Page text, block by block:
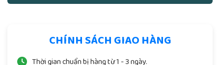
CHÍNH SÁCH GIAO HÀNG
Thời gian chuẩn bị hàng từ 1 - 3 ngày.